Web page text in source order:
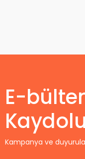
E-
Kampanya ve